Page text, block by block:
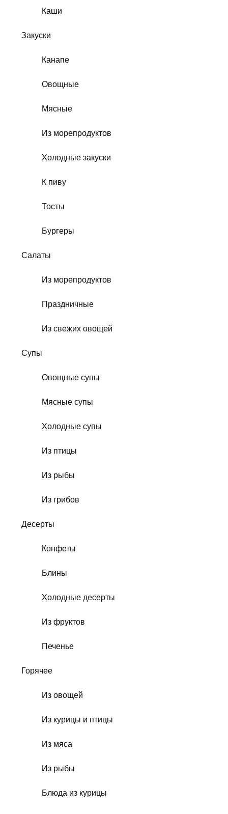
Каши
Закуски
Канапе
Овощные
Мясные
Из морепродуктов
Холодные закуски
К пиву
Тосты
Бургеры
Салаты
Из морепродуктов
Праздничные
Из свежих овощей
Супы
Овощные супы
Мясные супы
Холодные супы
Из птицы
Из рыбы
Из грибов
Десерты
Конфеты
Блины
Холодные десерты
Из фруктов
Печенье
Горячее
Из овощей
Из курицы и птицы
Из мяса
Из рыбы
Блюда из курицы